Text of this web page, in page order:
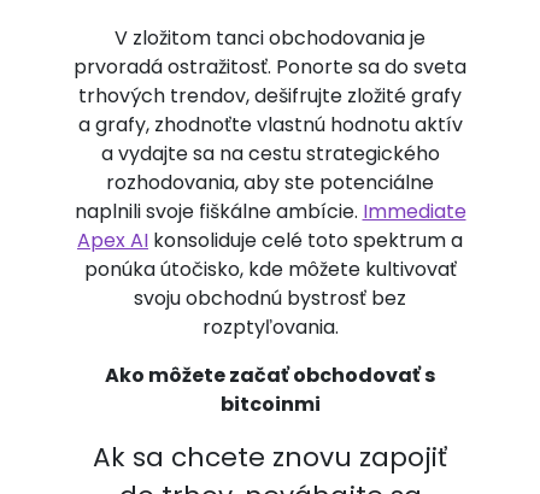
V zložitom tanci obchodovania je
prvoradá ostražitosť. Ponorte sa do sveta
trhových trendov, dešifrujte zložité grafy
a grafy, zhodnoťte vlastnú hodnotu aktív
a vydajte sa na cestu strategického
rozhodovania, aby ste potenciálne
naplnili svoje fiškálne ambície. Immediate
Apex AI konsoliduje celé toto spektrum a
ponúka útočisko, kde môžete kultivovať
svoju obchodnú bystrosť bez
rozptyľovania.
Ako môžete začať obchodovať s
bitcoinmi
Ak sa chcete znovu zapojiť